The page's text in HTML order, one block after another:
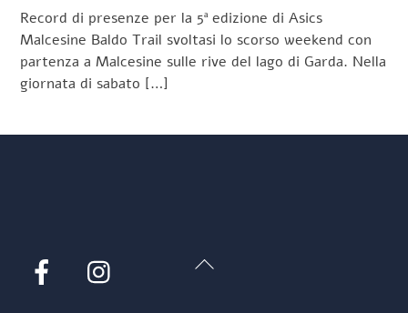
Record di presenze per la 5ª edizione di Asics
Malcesine Baldo Trail svoltasi lo scorso weekend con
partenza a Malcesine sulle rive del lago di Garda. Nella
giornata di sabato […]
Back
Facebook